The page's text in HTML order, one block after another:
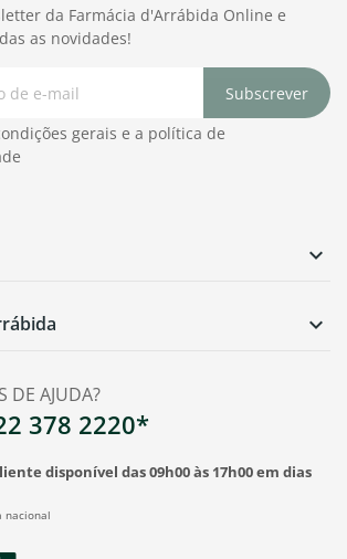
DE AJUDA?
378 2220*
disponível das 09h00 às 17h00 em dias
nacional


da Farmácia d'Arrábida Online e
as novidades!
Subscrever
gerais e a política de